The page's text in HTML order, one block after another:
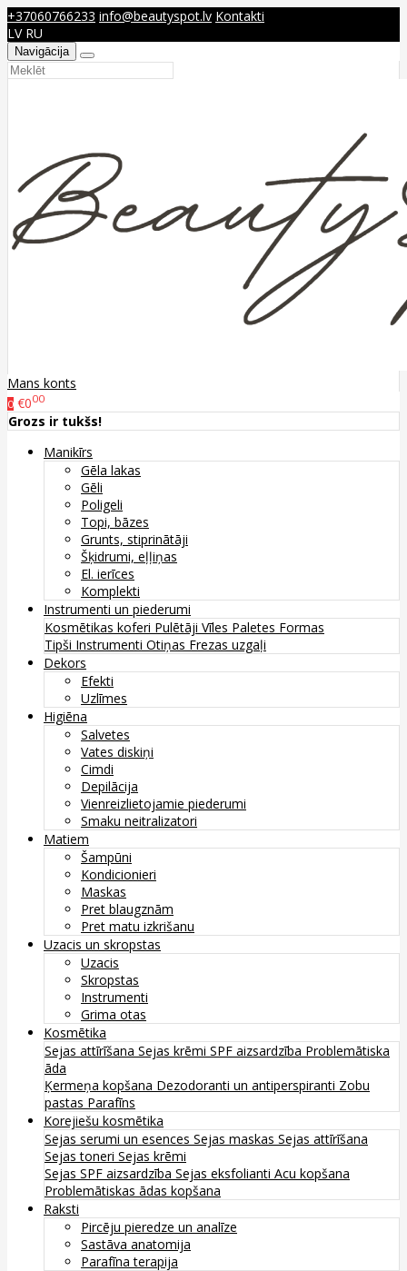
+37060766233 info@beautyspot.lv Kontakti
LV RU
Navigācija
Mans konts
0 €000
Grozs ir tukšs!
Manikīrs
Gēla lakas
Gēli
Poligeli
Topi, bāzes
Grunts, stiprinātāji
Šķidrumi, eļļiņas
El. ierīces
Komplekti
Instrumenti un piederumi
Kosmētikas koferi Pulētāji Vīles Paletes Formas
Tipši Instrumenti Otiņas Frezas uzgaļi
Dekors
Efekti
Uzlīmes
Higiēna
Salvetes
Vates diskiņi
Cimdi
Depilācija
Vienreizlietojamie piederumi
Smaku neitralizatori
Matiem
Šampūni
Kondicionieri
Maskas
Pret blaugznām
Pret matu izkrišanu
Uzacis un skropstas
Uzacis
Skropstas
Instrumenti
Grima otas
Kosmētika
Sejas attīrīšana Sejas krēmi SPF aizsardzība Problemātiska
āda
Ķermeņa kopšana Dezodoranti un antiperspiranti Zobu
pastas Parafīns
Korejiešu kosmētika
Sejas serumi un esences Sejas maskas Sejas attīrīšana
Sejas toneri Sejas krēmi
Sejas SPF aizsardzība Sejas eksfolianti Acu kopšana
Problemātiskas ādas kopšana
Raksti
Pircēju pieredze un analīze
Sastāva anatomija
Parafīna terapija